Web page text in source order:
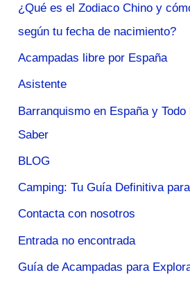
¿Qué es el Zodiaco Chino y
según tu fecha de nacimiento?
Acampadas libre por España
Asistente
Barranquismo en España y
Saber
BLOG
Camping: Tu Guía Definitiva
Contacta con nosotros
Entrada no encontrada
Guía de Acampadas para